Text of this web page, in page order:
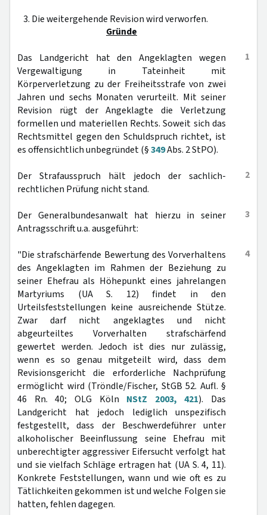
3. Die weitergehende Revision wird verworfen.
Gründe
1
Das Landgericht hat den Angeklagten wegen
Vergewaltigung in Tateinheit mit
Körperverletzung zu der Freiheitsstrafe von zwei
Jahren und sechs Monaten verurteilt. Mit seiner
Revision rügt der Angeklagte die Verletzung
formellen und materiellen Rechts. Soweit sich das
Rechtsmittel gegen den Schuldspruch richtet, ist
es offensichtlich unbegründet (§349Abs. 2 StPO).
2
Der Strafausspruch hält jedoch der sachlich-
rechtlichen Prüfung nicht stand.
3
Der Generalbundesanwalt hat hierzu in seiner
Antragsschrift u.a. ausgeführt:
4
"Die strafschärfende Bewertung des Vorverhaltens
des Angeklagten im Rahmen der Beziehung zu
seiner Ehefrau als Höhepunkt eines jahrelangen
Martyriums (UA S. 12) findet in den
Urteilsfeststellungen keine ausreichende Stütze.
Zwar darf nicht angeklagtes und nicht
abgeurteiltes Vorverhalten strafschärfend
gewertet werden. Jedoch ist dies nur zulässig,
wenn es so genau mitgeteilt wird, dass dem
Revisionsgericht die erforderliche Nachprüfung
ermöglicht wird (Tröndle/Fischer, StGB 52. Aufl. §
46 Rn. 40; OLG Köln NStZ 2003, 421). Das
Landgericht hat jedoch lediglich unspezifisch
festgestellt, dass der Beschwerdeführer unter
alkoholischer Beeinflussung seine Ehefrau mit
unberechtigter aggressiver Eifersucht verfolgt hat
und sie vielfach Schläge ertragen hat (UA S. 4, 11).
Konkrete Feststellungen, wann und wie oft es zu
Tätlichkeiten gekommen ist und welche Folgen sie
hatten, fehlen dagegen.